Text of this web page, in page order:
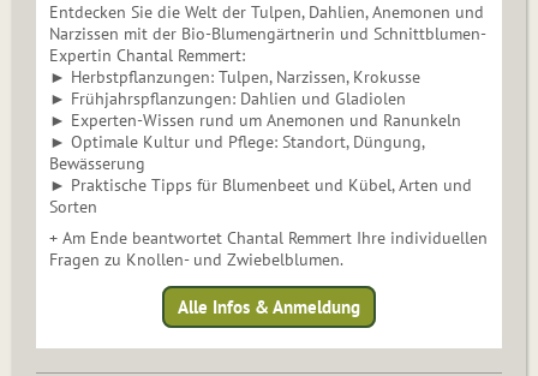
Entdecken Sie die Welt der Tulpen, Dahlien, Anemonen und
Narzissen mit der Bio-Blumengärtnerin und Schnittblumen-
Expertin Chantal Remmert:
► Herbstpflanzungen: Tulpen, Narzissen, Krokusse
► Frühjahrspflanzungen: Dahlien und Gladiolen
► Experten-Wissen rund um Anemonen und Ranunkeln
► Optimale Kultur und Pflege: Standort, Düngung,
Bewässerung
► Praktische Tipps für Blumenbeet und Kübel, Arten und
Sorten
+ Am Ende beantwortet Chantal Remmert Ihre individuellen
Fragen zu Knollen- und Zwiebelblumen.
Alle Infos & Anmeldung